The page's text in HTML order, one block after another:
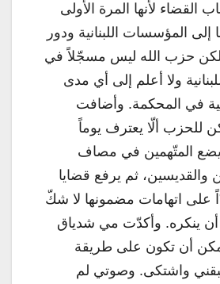
القضاء لأنها المرة الأولى
إلى المؤسسات اللبنانية ودور
لكن حزب الله ليس مسجّلاً في
ولا أعلم إلى أي مدى
في المحكمة. وأضافت
للحزب ألّا يعترف يوماً
المتّهمين في مصاف
والقديسين، ثم يرفع قضايا
على اتهامات مضمونها لا شكّ
أن ينكره. وأكدّت مي شدياق
يمكن أن تكون على طريقة
واشتكى. وصوتي لم